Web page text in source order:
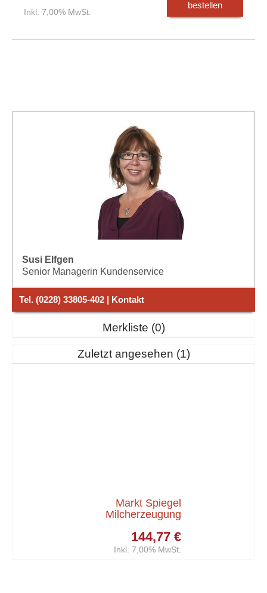
Inkl. 7,00% MwSt.
bestellen
Susi Elfgen
Senior Managerin Kundenservice
Tel. (0228) 33805-402 | Kontakt
Merkliste 0
Zuletzt angesehen 1
Markt Spiegel
Milcherzeugung
144,77 €
Inkl. 7,00% MwSt.